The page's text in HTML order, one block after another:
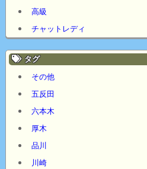
高級
チャットレディ
タグ
その他
五反田
六本木
厚木
品川
川崎